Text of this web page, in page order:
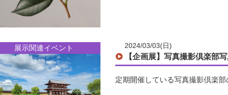
2024/03/03(日)
【企画展】写真撮影倶楽部
定期開催している写真撮影倶楽
展示関連イベント